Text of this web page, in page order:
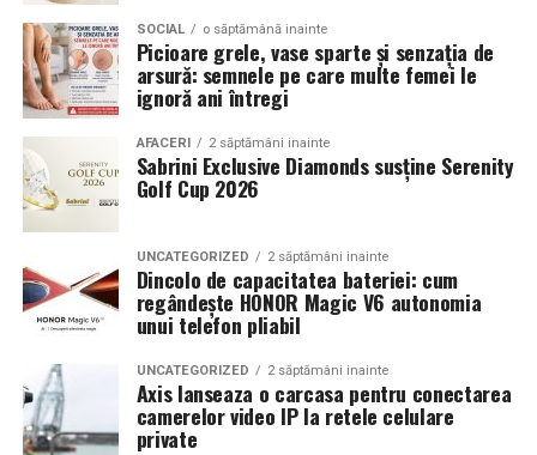
SOCIAL o săptămână inainte
Picioare grele, vase sparte și senzația de
arsură: semnele pe care multe femei le
ignoră ani întregi
AFACERI 2 săptămâni inainte
Sabrini Exclusive Diamonds susține Serenity
Golf Cup 2026
UNCATEGORIZED 2 săptămâni inainte
Dincolo de capacitatea bateriei: cum
regândește HONOR Magic V6 autonomia
unui telefon pliabil
UNCATEGORIZED 2 săptămâni inainte
Axis lanseaza o carcasa pentru conectarea
camerelor video IP la retele celulare
private